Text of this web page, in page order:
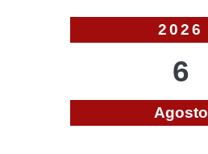
2026
6
Agosto